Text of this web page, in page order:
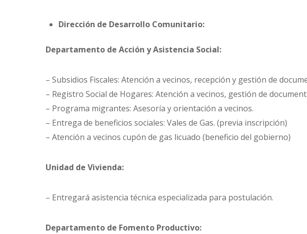
Dirección de Desarrollo Comunitario:
Departamento de Acción y Asistencia Social:
– Subsidios Fiscales: Atención a vecinos, recepción y gestión de
– Registro Social de Hogares: Atención a vecinos, gestión de
– Programa migrantes: Asesoría y orientación a vecinos.
– Entrega de beneficios sociales: Vales de Gas. (previa inscripción)
– Atención a vecinos cupón de gas licuado (beneficio del gobierno)
Unidad de Vivienda:
– Entregará asistencia técnica especializada para postulación.
Departamento de Fomento Productivo: